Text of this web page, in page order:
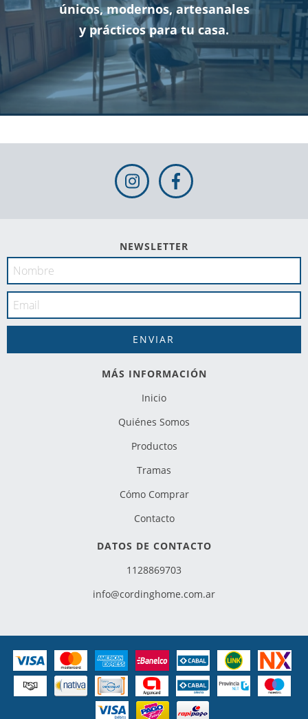
únicos, modernos, artesanales
y prácticos para tu casa.
NEWSLETTER
MÁS INFORMACIÓN
Inicio
Quiénes Somos
Productos
Tramas
Cómo Comprar
Contacto
DATOS DE CONTACTO
1128869703
info@cordinghome.com.ar